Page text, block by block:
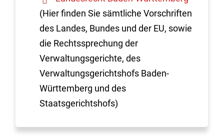
(Hier finden Sie sämtliche Vorschriften
des Landes, Bundes und der EU, sowie
die Rechtssprechung der
Verwaltungsgerichte, des
Verwaltungsgerichtshofs Baden-
Württemberg und des
Staatsgerichtshofs)